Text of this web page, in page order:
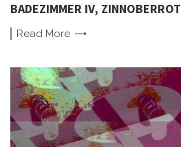
BADEZIMMER IV, ZINNOBERROT
Read More